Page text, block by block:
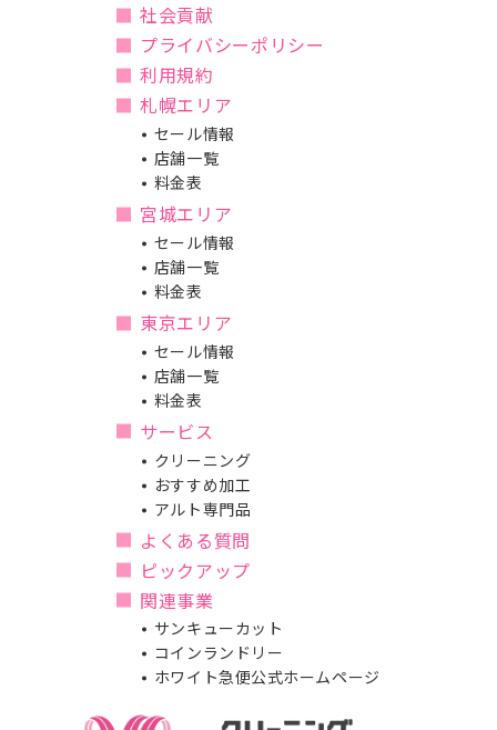
社会貢献
プライバシーポリシー
利用規約
札幌エリア
セール情報
店舗一覧
料金表
宮城エリア
セール情報
店舗一覧
料金表
東京エリア
セール情報
店舗一覧
料金表
サービス
クリーニング
おすすめ加工
アルト専門品
よくある質問
ピックアップ
関連事業
サンキューカット
コインランドリー
ホワイト急便公式ホームページ